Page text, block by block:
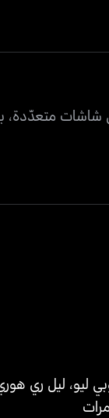
متعدّدة،
ليو، ليل ري